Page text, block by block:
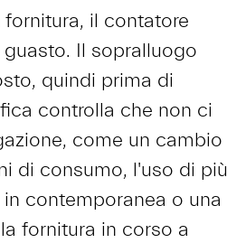
il contatore
Il sopralluogo
quindi prima di
controlla che non ci
come un cambio
di consumo, l'uso di più
contemporanea o una
fornitura in corso a